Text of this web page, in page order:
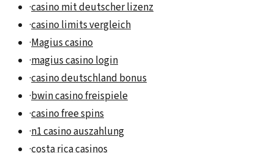
·casino mit deutscher lizenz
·casino limits vergleich
·Magius casino
·magius casino login
·casino deutschland bonus
·bwin casino freispiele
·casino free spins
·n1 casino auszahlung
·costa rica casinos